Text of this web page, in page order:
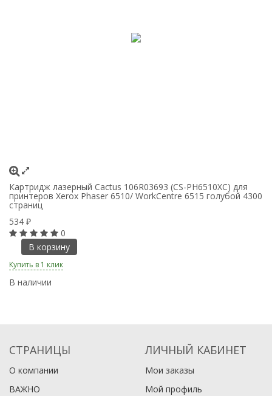
Картридж лазерный Cactus 106R03693 (CS-PH6510XC) для
принтеров Xerox Phaser 6510/ WorkCentre 6515 голубой 4300
страниц
534 ₽
0
В корзину
Купить в 1 клик
В наличии
СТРАНИЦЫ
О компании
ВАЖНО
ЛИЧНЫЙ КАБИНЕТ
Мои заказы
Мой профиль